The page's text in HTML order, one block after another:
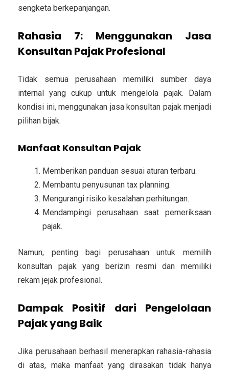
sengketa berkepanjangan.
Rahasia 7: Menggunakan Jasa
Konsultan Pajak Profesional
Tidak semua perusahaan memiliki sumber daya
internal yang cukup untuk mengelola pajak. Dalam
kondisi ini, menggunakan jasa konsultan pajak menjadi
pilihan bijak.
Manfaat Konsultan Pajak
Memberikan panduan sesuai aturan terbaru.
Membantu penyusunan tax planning.
Mengurangi risiko kesalahan perhitungan.
Mendampingi perusahaan saat pemeriksaan
pajak.
Namun, penting bagi perusahaan untuk memilih
konsultan pajak yang berizin resmidan memiliki
rekam jejak profesional.
Dampak Positif dari Pengelolaan
Pajak yang Baik
Jika perusahaan berhasil menerapkan rahasia-rahasia
di atas, maka manfaat yang dirasakan tidak hanya